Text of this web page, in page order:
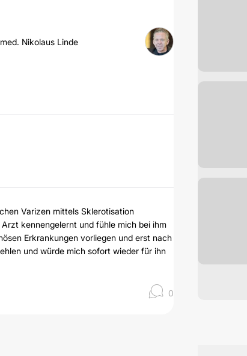
Nikolaus Linde
Varizen mittels Sklerotisation
kennengelernt und fühle mich bei ihm
Erkrankungen vorliegen und erst nach
und würde mich sofort wieder für ihn
0